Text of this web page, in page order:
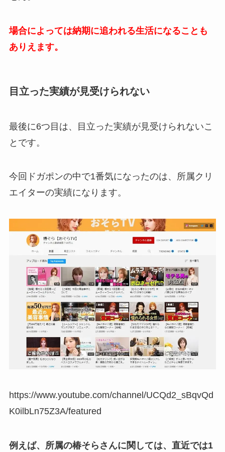
場合によっては納期に追われる生活になることも
ありえます。
目立った実績が見受けられない
最後に6つ目は、目立った実績が見受けられないこ
とです。
今回ドガポンの中で1番気になったのは、所属クリ
エイターの実績になります。
https://www.youtube.com/channel/UCQd2_sBqvQd
K0ilbLn75Z3A/featured
例えば、所属の椿そらさんに関しては、直近では1